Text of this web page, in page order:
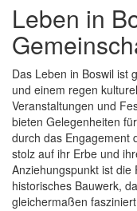
Leben in
Das Leben in Boswil ist
und einem regen
Veranstaltungen und
bieten Gelegenheiten
durch das Engagement
stolz auf ihr Erbe und
Anziehungspunkt ist die
historisches Bauwerk,
gleichermaßen